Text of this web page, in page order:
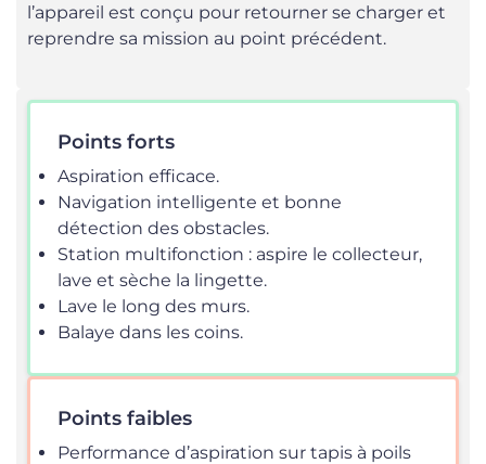
l’appareil est conçu pour retourner se charger et
reprendre sa mission au point précédent.
Points forts
Aspiration efficace.
Navigation intelligente et bonne
détection des obstacles.
Station multifonction : aspire le collecteur,
lave et sèche la lingette.
Lave le long des murs.
Balaye dans les coins.
Points faibles
Performance d’aspiration sur tapis à poils